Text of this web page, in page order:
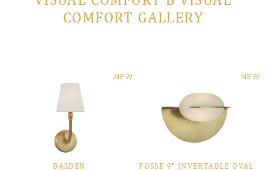
COMFORT GALLERY
NEW
BASDEN
NEW
FOSSE 9" INVERTABLE OVAL